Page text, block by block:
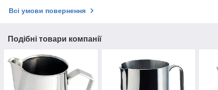
Всі умови повернення
Подібні товари компанії